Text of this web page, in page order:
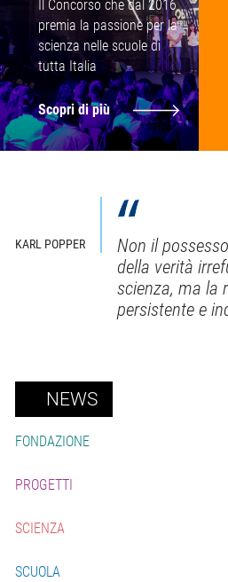
Il Concorso che dal 2016
premia la passione per la
scienza nelle scuole di
tutta Italia
Scopri di più
KARL POPPER
Non il
della verità
scienza, ma la
persistente e
NEWS
FONDAZIONE
PROGETTI
SCIENZA
SCUOLA